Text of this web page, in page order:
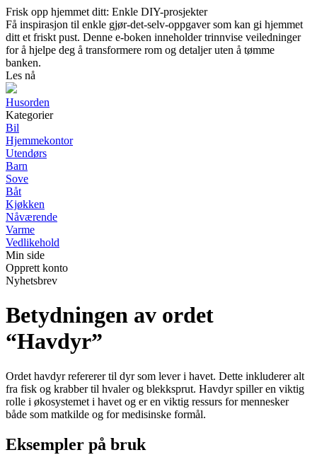
Frisk opp hjemmet ditt: Enkle DIY-prosjekter
Få inspirasjon til enkle gjør-det-selv-oppgaver som kan gi hjemmet
ditt et friskt pust. Denne e-boken inneholder trinnvise veiledninger
for å hjelpe deg å transformere rom og detaljer uten å tømme
banken.
Les nå
Husorden
Kategorier
Bil
Hjemmekontor
Utendørs
Barn
Sove
Båt
Kjøkken
Nåværende
Varme
Vedlikehold
Min side
Opprett konto
Nyhetsbrev
Betydningen av ordet
“Havdyr”
Ordet havdyr refererer til dyr som lever i havet. Dette inkluderer alt
fra fisk og krabber til hvaler og blekksprut. Havdyr spiller en viktig
rolle i økosystemet i havet og er en viktig ressurs for mennesker
både som matkilde og for medisinske formål.
Eksempler på bruk